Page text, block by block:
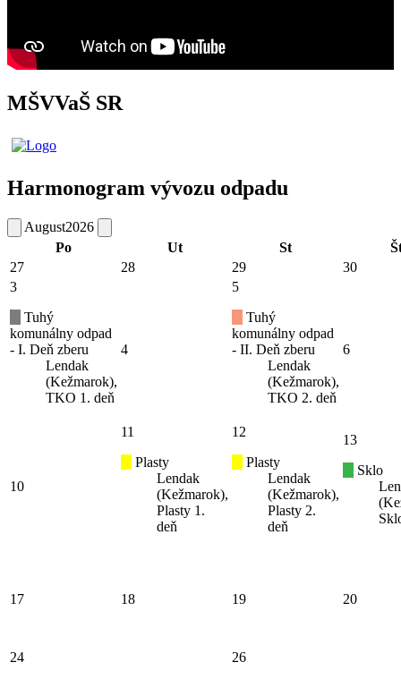
MŠVVaŠ SR
Harmonogram vývozu odpadu
August2026
Po
Ut St
27
28 29
30
3
Tuhý
komunálny odpad
- I. Deň zberu
Lendak
(Kežmarok),
TKO 1. deň
4
5
Tuhý
komunálny odpad
- II. Deň zberu
Lendak
(Kežmarok),
TKO 2. deň
6
10
11
Plasty
Lendak
(Kežmarok),
Plasty 1.
deň
12
Plasty
Lendak
(Kežmarok),
Plasty 2.
deň
13
Sklo
17 18 19 20
24
26